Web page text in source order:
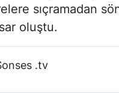
sıçramadan
oluştu.
.tv